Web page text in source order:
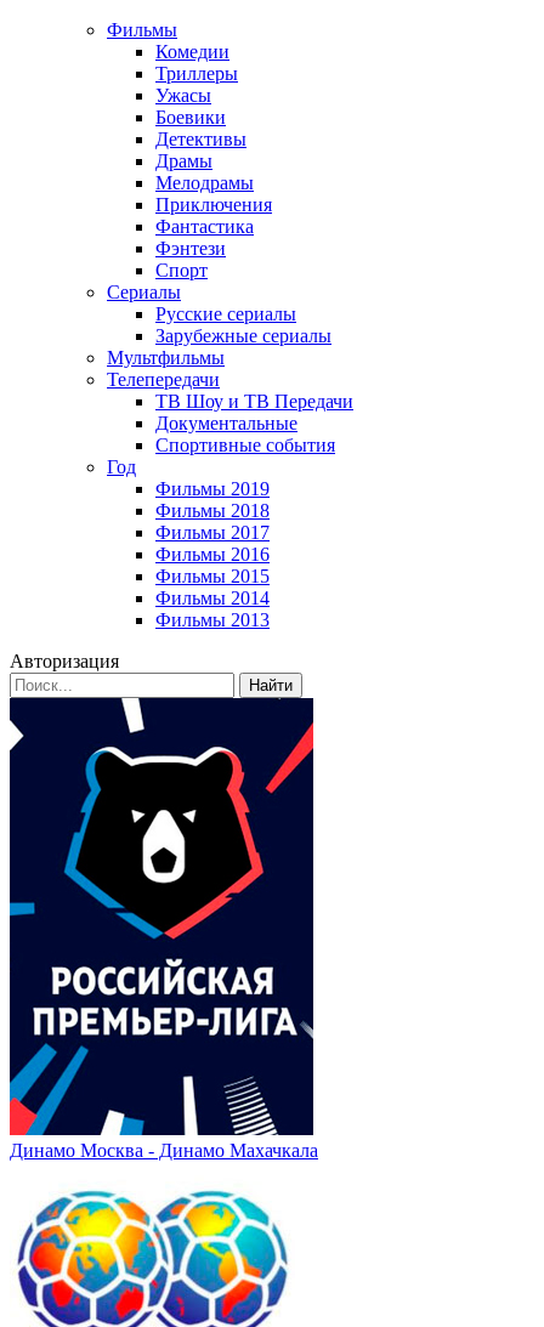
Фильмы
Комедии
Триллеры
Ужасы
Боевики
Детективы
Драмы
Мелодрамы
Приключения
Фантастика
Фэнтези
Спорт
Сериалы
Русские сериалы
Зарубежные сериалы
Мультфильмы
Телепередачи
ТВ Шоу и ТВ Передачи
Документальные
Спортивные события
Год
Фильмы 2019
Фильмы 2018
Фильмы 2017
Фильмы 2016
Фильмы 2015
Фильмы 2014
Фильмы 2013
Авторизация
Найти
Динамо Москва - Динамо Махачкала